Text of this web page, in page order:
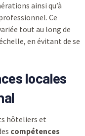
ainsi qu’à
Ce
tout au long de
en évitant de se
locales
hôteliers et
compétences